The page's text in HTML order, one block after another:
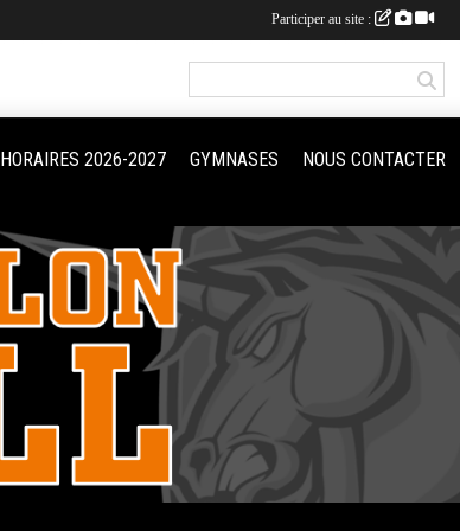
HORAIRES 2026-2027 GYMNASES NOUS CONTACTER
Participer au site :